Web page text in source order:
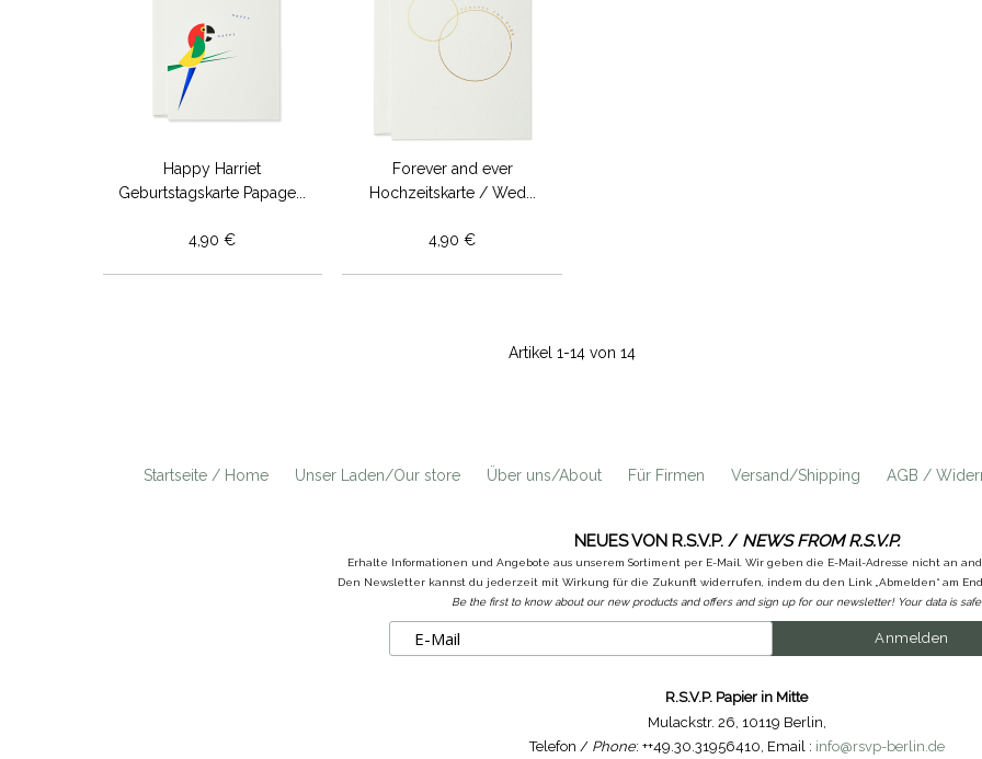
Happy Harriet
Geburtstagskarte Papage...
4,90 €
Forever and ever
Hochzeitskarte / Wed...
4,90 €
Artikel 1-14 von 14
Startseite / Home Unser Laden/Our store Über uns/About Für Firmen Versand/Shipping AGB /
NEUES VON R.S.V.P. / NEWS FROM R.S.V.P.
Erhalte Informationen und Angebote aus unserem Sortiment per E-Mail. Wir geben die E-Mail-Adresse nicht an
Den Newsletter kannst du jederzeit mit Wirkung für die Zukunft widerrufen, indem du den Link „Abmelden“ am
Be the first to know about our new products and offers and sign up for our newsletter! Your data is safe
R.S.V.P. Papier in Mitte
Mulackstr. 26 10119 Berlin
Telefon / Phone: ++49.30.31956410 Email : info@rsvp-berlin.de